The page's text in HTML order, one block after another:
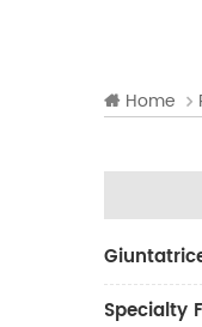
Home
Specialty